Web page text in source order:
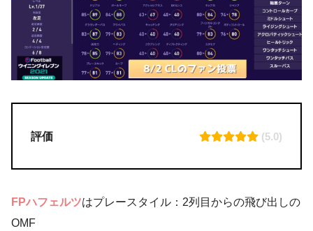
評価 (5.0)
FPハフェルツはプレースタイル：2列目からの飛び出しの
OMF